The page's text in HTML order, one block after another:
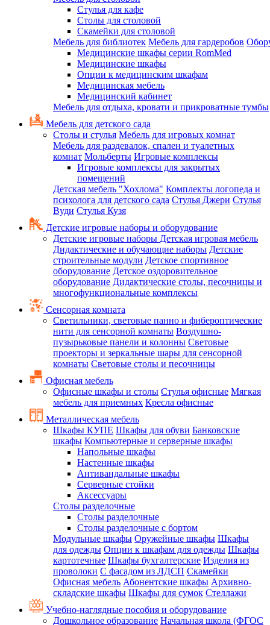
Cтулья для кафе
Cтолы для столовой
Скамейки для столовой
Мебель для библиотек Мебель для гардеробов
Медицинские шкафы серии RomMed
Медицинские шкафы
Опции к медицинским шкафам
Медицинская мебель
Медицинский кабинет
Мебель для отдыха, кровати и прикроватные тумбы
Мебель для детского сада
Столы и стулья Мебель для игровых комнат
Мебель для раздевалок, спален и туалетных
комнат Мольберты Игровые комплексы
Игровые комплексы для закрытых
помещений
Детская мебель "Хохлома" Комплекты логопеда и
психолога для детского сада Стулья Джери Стулья
Вуди Стулья Кузя
Детские игровые наборы и оборудование
Детские игровые наборы Детская игровая мебель
Дидактические и обучающие наборы Детские
строительные модули Детское спортивное
оборудование Детское оздоровительное
оборудование Дидактические столы, песочницы и
многофункциональные комплексы
Сенсорная комната
Светильники, световые панно и фибероптические
нити для сенсорной комнаты Воздушно-
пузырьковые панели и колонны Световые
проекторы и зеркальные шары для сенсорной
комнаты Световые столы и песочницы
Офисная мебель
Офисные шкафы и столы Стулья офисные Мягкая
мебель для приемных Кресла офисные
Металлическая мебель
Шкафы КУПЕ Шкафы для обуви Банковские
шкафы Компьютерные и серверные шкафы
Напольные шкафы
Настенные шкафы
Антивандальные шкафы
Серверные стойки
Аксессуары
Столы разделочные
Столы разделочные
Столы разделочные с бортом
Модульные шкафы Оружейные шкафы Шкафы
для одежды Опции к шкафам для одежды Шкафы
картотечные Шкафы бухгалтерские Изделия из
проволоки С фасадом из ЛДСП Скамейки
Офисная мебель Абонентские шкафы Архивно-
складские шкафы Шкафы для сумок Стеллажи
Учебно-наглядные пособия и оборудование
Дошкольное образование Начальная школа (ФГОС